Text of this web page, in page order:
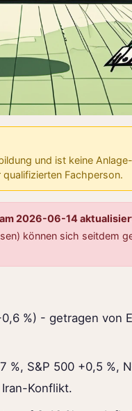
und ist keine
Fachperson.
2026-06-14
können sich seitdem
%) - getragen von
%, S&P 500 +0,5 %,
Konflikt.